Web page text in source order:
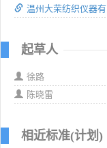
温州大荣纺织仪器
起草人
徐路
陈晓雷
相近标准(计划)